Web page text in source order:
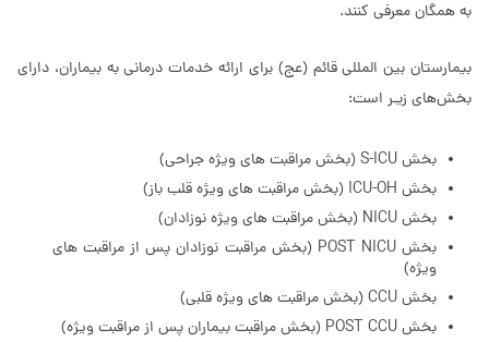
به همگان معرفی کنند.
بیمارستان بین المللی قائم (عج) برای ارائه خدمات درمانی به بیماران، دارای
بخش‌های زیـر است:
بخش S-ICU (بخش مراقبت های ویژه جراحی)
بخش ICU-OH (بخش مراقبت های ویژه قلب باز)
بخش NICU (بخش مراقبت های ویژه نوزادان)
بخش POST NICU (بخش مراقبت نوزادان پس از مراقبت های
ویژه)
بخش CCU (بخش مراقبت های ویژه قلبی)
بخش POST CCU (بخش مراقبت بیماران پس از مراقبت ویژه)